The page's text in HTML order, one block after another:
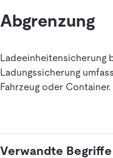
Abgrenzung
Ladeeinheitensicherung
Ladungssicherung
Fahrzeug oder Container.
Verwandte Begriffe